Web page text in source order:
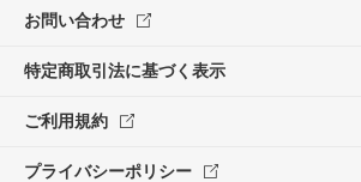
お問い合わせ
特定商取引法に基づく表示
ご利用規約
プライバシーポリシー